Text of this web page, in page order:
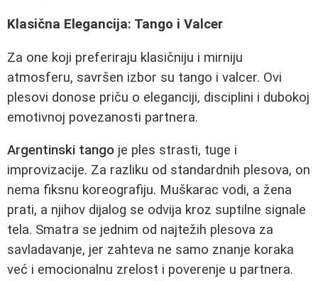
Klasična Elegancija: Tango i Valcer
Za one koji preferiraju klasičniju i mirniju
atmosferu, savršen izbor su tango i valcer. Ovi
plesovi donose priču o eleganciji, disciplini i dubokoj
emotivnoj povezanosti partnera.
Argentinski tango je ples strasti, tuge i
improvizacije. Za razliku od standardnih plesova, on
nema fiksnu koreografiju. Muškarac vodi, a žena
prati, a njihov dijalog se odvija kroz suptilne signale
tela. Smatra se jednim od najtežih plesova za
savladavanje, jer zahteva ne samo znanje koraka
već i emocionalnu zrelost i poverenje u partnera.